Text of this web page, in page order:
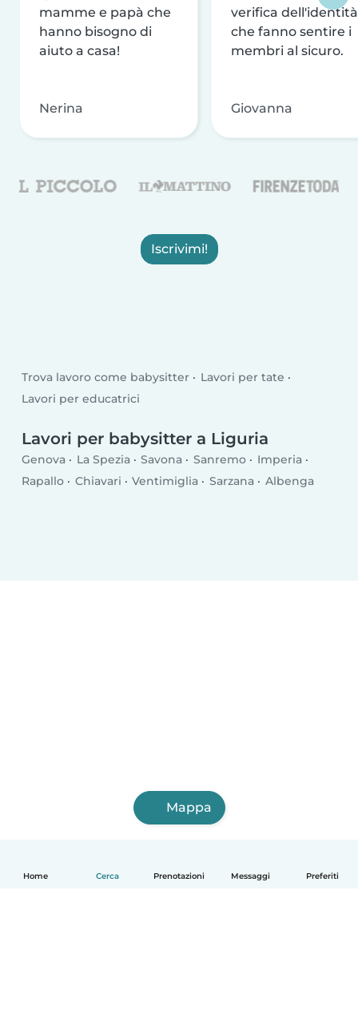
Home Cerca Prenotazioni Messaggi Preferiti
mamme e papà che
hanno bisogno di
aiuto a casa!
Nerina
verifica dell'identità
che fanno sentire i
membri al sicuro.
Giovanna
Iscrivimi!
Trova lavoro come babysitter
Lavori per tate
Lavori per educatrici
Lavori per babysitter a Liguria
Genova La Spezia Savona Sanremo
Imperia
Rapallo
Chiavari Ventimiglia Sarzana Albenga
Mappa